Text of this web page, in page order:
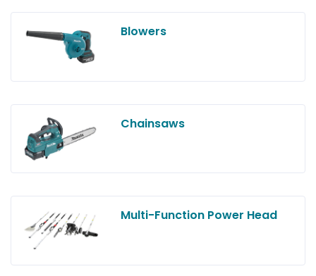
Blowers
Chainsaws
Multi-Function Power Head